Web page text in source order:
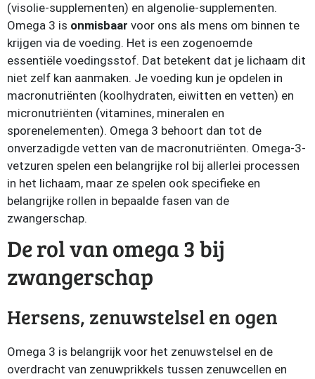
(visolie-supplementen) en algenolie-supplementen.
Omega 3 is onmisbaar voor ons als mens om binnen te
krijgen via de voeding. Het is een zogenoemde
essentiële voedingsstof. Dat betekent dat je lichaam dit
niet zelf kan aanmaken. Je voeding kun je opdelen in
macronutriënten (koolhydraten, eiwitten en vetten) en
micronutriënten (vitamines, mineralen en
sporenelementen). Omega 3 behoort dan tot de
onverzadigde vetten van de macronutriënten. Omega-3-
vetzuren spelen een belangrijke rol bij allerlei processen
in het lichaam, maar ze spelen ook specifieke en
belangrijke rollen in bepaalde fasen van de
zwangerschap.
De rol van omega 3 bij
zwangerschap
Hersens, zenuwstelsel en ogen
Omega 3 is belangrijk voor het zenuwstelsel en de
overdracht van zenuwprikkels tussen zenuwcellen en